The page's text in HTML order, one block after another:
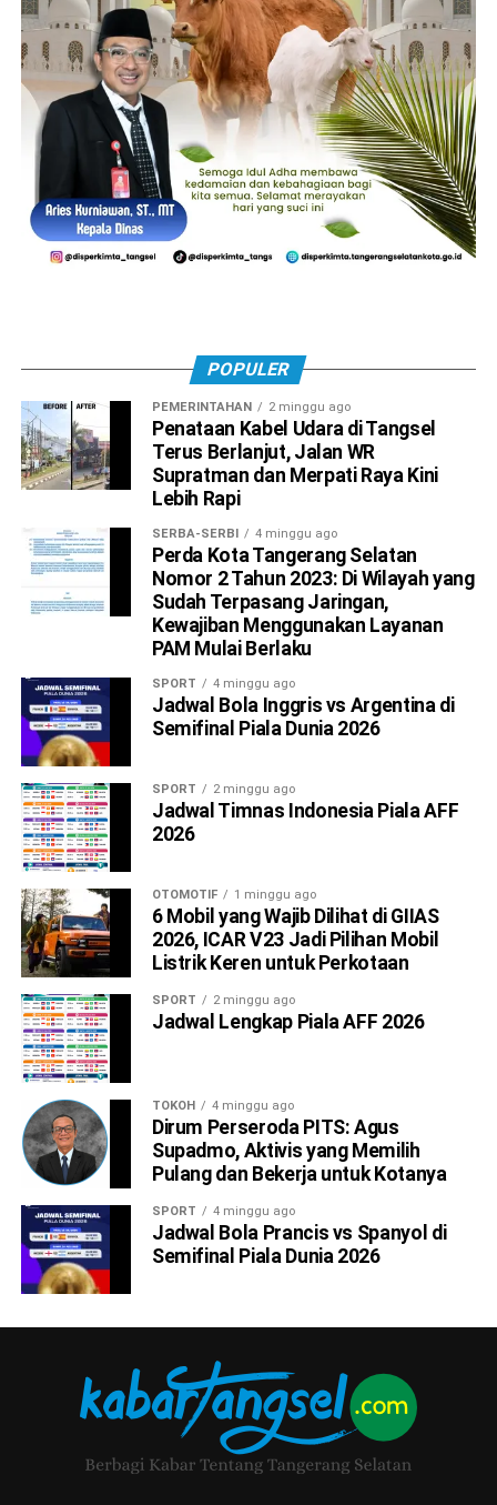
POPULER
PEMERINTAHAN 2 minggu ago
Penataan Kabel Udara di Tangsel
Terus Berlanjut, Jalan WR
Supratman dan Merpati Raya Kini
Lebih Rapi
SERBA-SERBI 4 minggu ago
Perda Kota Tangerang Selatan
Nomor 2 Tahun 2023: Di Wilayah yang
Sudah Terpasang Jaringan,
Kewajiban Menggunakan Layanan
PAM Mulai Berlaku
SPORT 4 minggu ago
Jadwal Bola Inggris vs Argentina di
Semifinal Piala Dunia 2026
SPORT 2 minggu ago
Jadwal Timnas Indonesia Piala AFF
2026
OTOMOTIF 1 minggu ago
6 Mobil yang Wajib Dilihat di GIIAS
2026, ICAR V23 Jadi Pilihan Mobil
Listrik Keren untuk Perkotaan
SPORT 2 minggu ago
Jadwal Lengkap Piala AFF 2026
TOKOH 4 minggu ago
Dirum Perseroda PITS: Agus
Supadmo, Aktivis yang Memilih
Pulang dan Bekerja untuk Kotanya
SPORT 4 minggu ago
Jadwal Bola Prancis vs Spanyol di
Semifinal Piala Dunia 2026